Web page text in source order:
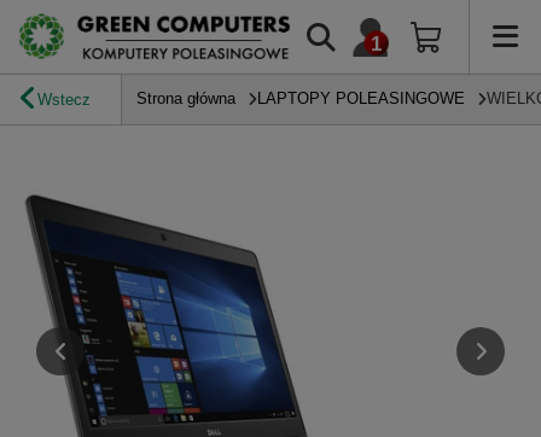
Wstecz Strona główna LAPTOPY POLEASINGOWE